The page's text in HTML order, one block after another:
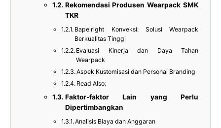
Rekomendasi Produsen Wearpack SMK
TKR
Bapelright Konveksi: Solusi Wearpack
Berkualitas Tinggi
Evaluasi Kinerja dan Daya Tahan
Wearpack
Aspek Kustomisasi dan Personal Branding
Read Also:
Faktor-faktor Lain yang Perlu
Dipertimbangkan
Analisis Biaya dan Anggaran